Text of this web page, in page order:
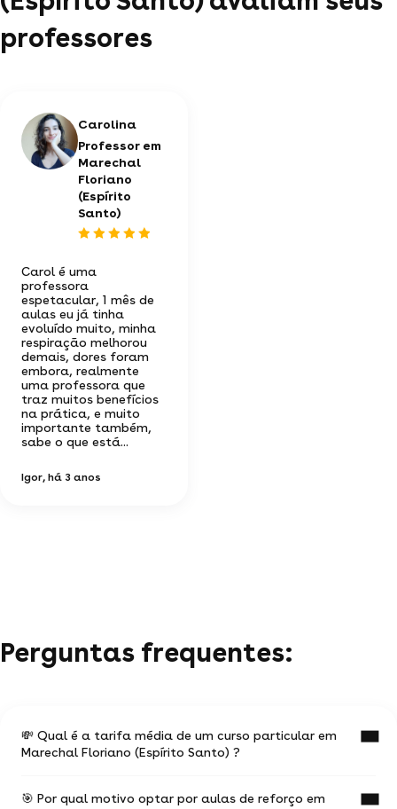
professores
Carolina
Professor em
Marechal
Floriano
(Espírito
Santo)
Carol é uma
professora
espetacular, 1 mês de
aulas eu já tinha
evoluído muito, minha
respiração melhorou
demais, dores foram
embora, realmente
uma professora que
traz muitos benefícios
na prática, e muito
importante também,
sabe o que está...
Igor, há 3 anos
Perguntas frequentes:
💸 Qual é a tarifa média de um curso particular em
Marechal Floriano (Espírito Santo) ?
O valor médio de uma aula particular
🎯 Por qual motivo optar por aulas de reforço em